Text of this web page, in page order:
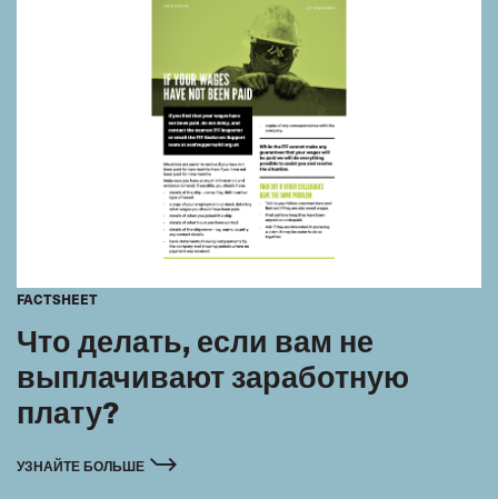
FACTSHEET
Что делать, если вам не
выплачивают заработную
плату?
УЗНАЙТЕ БОЛЬШЕ